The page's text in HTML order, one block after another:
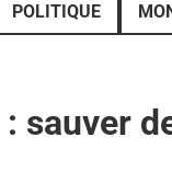
POLITIQUE
sauver